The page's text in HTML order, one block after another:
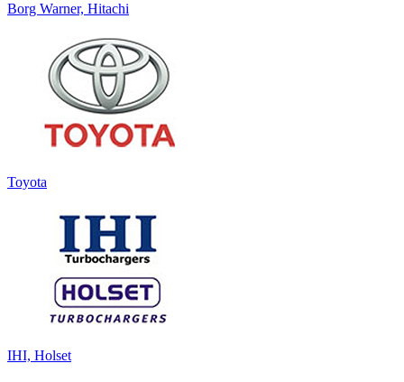
Borg Warner, Hitachi
Toyota
IHI, Holset